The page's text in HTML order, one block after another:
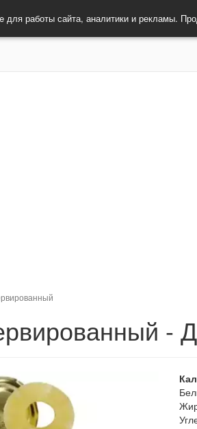
работы сайта, аналитики и рекламы.
-